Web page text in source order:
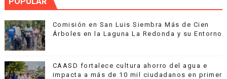
Comisión en San Luis Siembra Más de Cien
Árboles en la Laguna La Redonda y su Entorno
CAASD fortalece cultura ahorro del agua e
impacta a más de 10 mil ciudadanos en primer